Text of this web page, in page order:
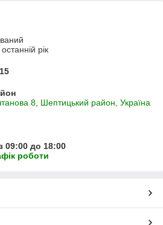
рік
8, Шептицький район, Україна
09:00 до 18:00
роботи